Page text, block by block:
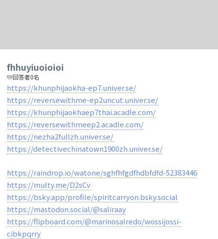
fhhuyiuoioioi
回答者0名
https://khunphijaokha-ep7.univer.se/
https://reversewithme-ep2uncut.univer.se/
https://khunphijaokhaep7thai.acadle.com/
https://reversewithmeep2.acadle.com/
https://nezha2fullzh.univer.se/
https://detectivechinatown1900zh.univer.se/
https://raindrop.io/watone/sghfhfgdfhdbfdfd-52383446
https://multy.me/D2sCv
https://bsky.app/profile/spiritcarryon.bsky.social
https://mastodon.social/@saliraay
https://flipboard.com/@marinosalredo/wossijossi-
cibkpqrry